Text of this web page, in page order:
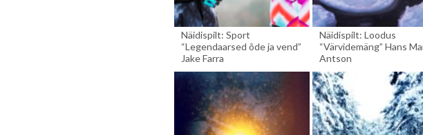
Näidispilt: Sport
“Legendaarsed õde ja vend”
Jake Farra
Näidispilt: Loodus
“Värvidemäng” Hans
Antson